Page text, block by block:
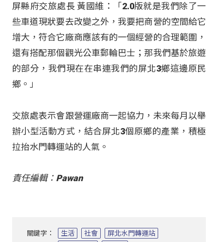
屏縣府交旅處長 黃國維：「2.0版就是我們除了一
些車道現狀要去改變之外，我要把商營的空間給它
增大，符合它廠商應該有的一個經營的合理範圍，
還有搭配那個觀光公車郵輪巴士；那我們基於旅遊
的部分，我們現在在串連我們的屏北3鄉這邊原民
鄉。」
交旅處表示會跟營運廠商一起協力，未來每月以舉
辦小型活動方式，結合屏北3個原鄉的產業，積極
拉抬水門轉運站的人氣。
責任編輯：Pawan
關鍵字： 生活 社會
屏北水門轉運站